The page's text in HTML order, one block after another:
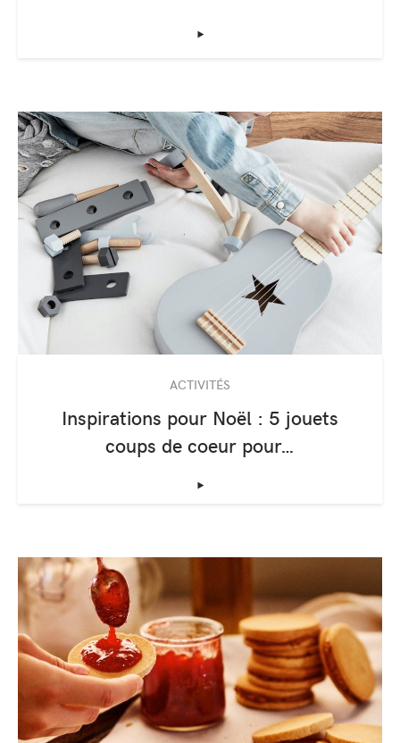
‣
ACTIVITÉS
Inspirations pour Noël : 5 jouets
coups de coeur pour…
‣